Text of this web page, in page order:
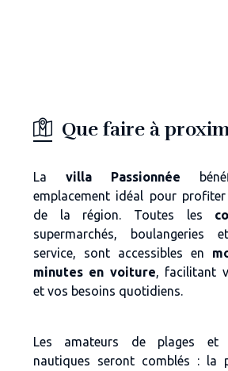
Que faire à
La villa Passionnée
emplacement idéal pour profiter
de la région. Toutes les
supermarchés, boulangeries
service, sont accessibles en
minutes en voiture , facilitant
et vos besoins quotidiens.
Les amateurs de plages et
nautiques seront comblés : la